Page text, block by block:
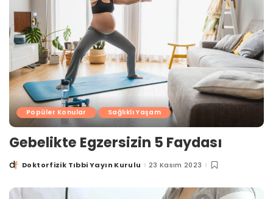
Popüler Konular Sağlıklı Yaşam
Gebelikte Egzersizin 5 Faydası
PostedDoktorfizik Tıbbi Yayın Kurulu 23 Kasım 2023